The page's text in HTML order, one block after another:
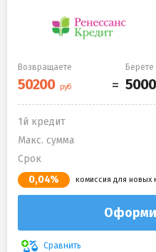
Возвращаете Берете
1й кредит
Макс. сумма
Срок
0,04% комиссия для новых
Сравнить